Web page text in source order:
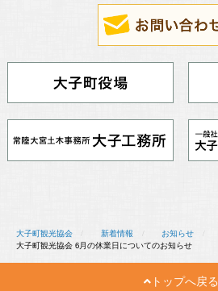
大子町観光協会 新着情報
お知らせ
大子町観光協会 6月の休業日についてのお知らせ
トップへ戻る